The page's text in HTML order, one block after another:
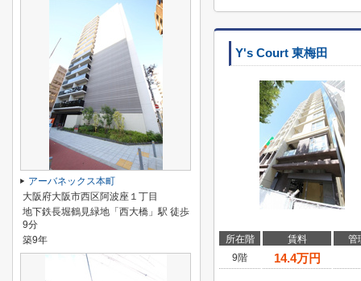
Y's Court 東梅田
所在階 賃料
管
9階
14.4万円
アーバネックス本町
大阪府大阪市西区阿波座１丁目
地下鉄長堀鶴見緑地「西大橋」駅 徒歩
9分
築9年